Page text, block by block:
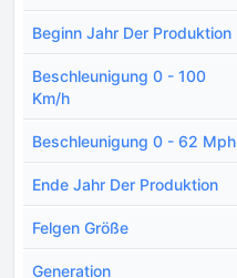
Beginn Jahr Der Produktion
Beschleunigung 0 - 100
Km/h
Beschleunigung 0 - 62 Mph
Ende Jahr Der Produktion
Felgen Größe
Generation